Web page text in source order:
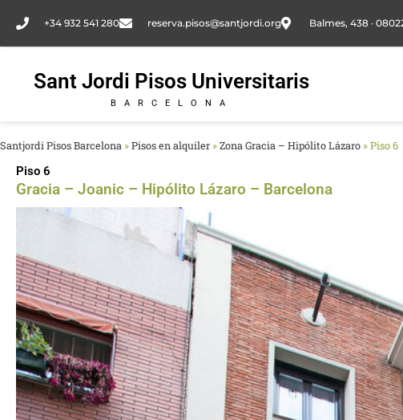
contenido
+34 932 541 280 reserva.pisos@santjordi.org Balmes, 438 ·
Sant Jordi Pisos Universitaris
BARCELONA
Santjordi Pisos Barcelona »Pisos en alquiler »Zona Gracia – Hipólito Lázaro »Piso 6
Piso 6
Gracia – Joanic – Hipólito Lázaro – Barcelona